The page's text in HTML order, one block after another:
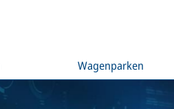
Wagenparken